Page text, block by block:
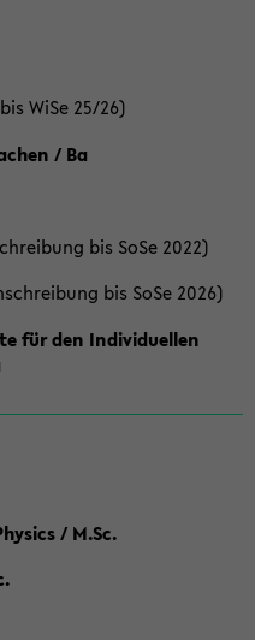
WiSe 25/26)
/ Ba
bis SoSe 2022)
bis SoSe 2026)
für den Individuellen
/ M.Sc.